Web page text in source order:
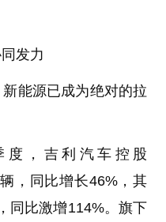
发力
能源已成为绝对的拉
度，吉利汽车控股
，同比增长46%，其
同比激增114%。旗下